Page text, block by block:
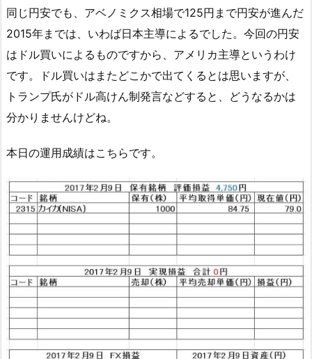
同じ円安でも、アベノミクス相場で125円まで円安が進んだ
2015年までは、いわば日本主導によるでした。今回の円安
はドル買いによるものですから、アメリカ主導というわけ
です。ドル買いはまたどこかで出てくるとは思いますが、
トランプ氏がドル高けん制発言などすると、どうなるかは
分かりませんけどね。
本日の運用成績はこちらです。